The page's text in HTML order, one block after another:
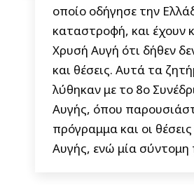
οποίο οδήγησε την
καταστροφή, και έχουν
Χρυσή Αυγή ότι δήθεν
και θέσεις. Αυτά τα
λύθηκαν με το 8ο
Αυγής, όπου
πρόγραμμα και οι
Αυγής, ενώ μία